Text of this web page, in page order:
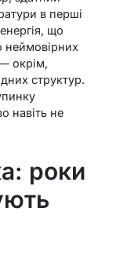
в перші
що
неймовірних
окрім,
структур.
навіть не
роки